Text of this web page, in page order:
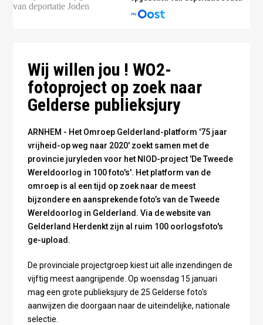
Amerikaanse soldaat met hondje bij Oosterhout - foto publiek
Amerikaanse soldaat met hondje bij Oosterhout - foto publiek
Wij willen jou ! WO2-
fotoproject op zoek naar
Gelderse publieksjury
ARNHEM - Het Omroep Gelderland-platform '75 jaar
vrijheid-op weg naar 2020' zoekt samen met de
provincie juryleden voor het NIOD-project 'De Tweede
Wereldoorlog in 100 foto's'. Het platform van de
omroep is al een tijd op zoek naar de meest
bijzondere en aansprekende foto’s van de Tweede
Wereldoorlog in Gelderland. Via de website van
Gelderland Herdenkt zijn al ruim 100 oorlogsfoto's
ge-upload.
De provinciale projectgroep kiest uit alle inzendingen de
vijftig meest aangrijpende. Op woensdag 15 januari
mag een grote publieksjury de 25 Gelderse foto's
aanwijzen die doorgaan naar de uiteindelijke, nationale
selectie.